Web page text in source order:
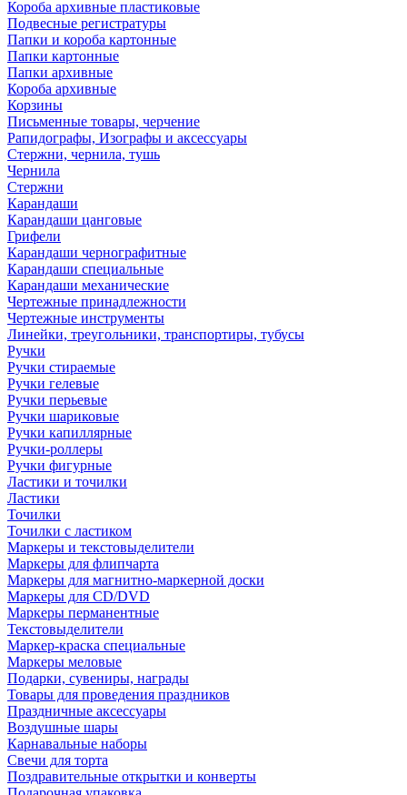
Короба архивные пластиковые
Подвесные регистратуры
Папки и короба картонные
Папки картонные
Папки архивные
Короба архивные
Корзины
Письменные товары, черчение
Рапидографы, Изографы и аксессуары
Стержни, чернила, тушь
Чернила
Стержни
Карандаши
Карандаши цанговые
Грифели
Карандаши чернографитные
Карандаши специальные
Карандаши механические
Чертежные принадлежности
Чертежные инструменты
Линейки, треугольники, транспортиры, тубусы
Ручки
Ручки стираемые
Ручки гелевые
Ручки перьевые
Ручки шариковые
Ручки капиллярные
Ручки-роллеры
Ручки фигурные
Ластики и точилки
Ластики
Точилки
Точилки с ластиком
Маркеры и текстовыделители
Маркеры для флипчарта
Маркеры для магнитно-маркерной доски
Маркеры для CD/DVD
Маркеры перманентные
Текстовыделители
Маркер-краска специальные
Маркеры меловые
Подарки, сувениры, награды
Товары для проведения праздников
Праздничные аксессуары
Воздушные шары
Карнавальные наборы
Свечи для торта
Поздравительные открытки и конверты